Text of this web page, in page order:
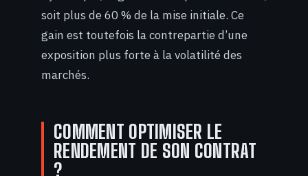
soit plus de 60 % de la mise initiale. Ce
gain est toutefois la contrepartie d’une
exposition plus forte à la volatilité des
marchés.
COMMENT OPTIMISER LE
RENDEMENT DE SON CONTRAT
?